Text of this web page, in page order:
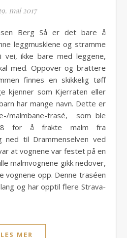
mai 2017
leggmusklene og stramme
vei, ikke bare med leggene,
med. Oppover og brattere
finnes en skikkelig tøff
kjenner som Kjerraten eller
har mange navn. Dette er
malmbane-trasé, som ble
for å frakte malm fra
ned til Drammenselven ved
at vognene var festet på en
malmvognene gikk nedover,
vognene opp. Denne traséen
og har opptil flere Strava-
LES MER